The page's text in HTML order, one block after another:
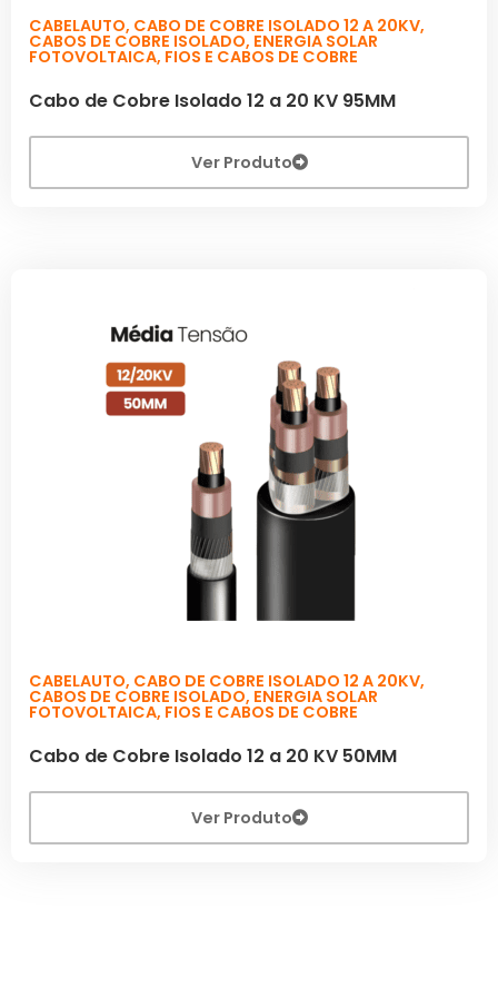
CABELAUTO, CABO DE COBRE ISOLADO 12 A 20KV,
CABOS DE COBRE ISOLADO, ENERGIA SOLAR
FOTOVOLTAICA, FIOS E CABOS DE COBRE
Cabo de Cobre Isolado 12 a 20 KV 95MM
Ver Produto
CABELAUTO, CABO DE COBRE ISOLADO 12 A 20KV,
CABOS DE COBRE ISOLADO, ENERGIA SOLAR
FOTOVOLTAICA, FIOS E CABOS DE COBRE
Cabo de Cobre Isolado 12 a 20 KV 50MM
Ver Produto